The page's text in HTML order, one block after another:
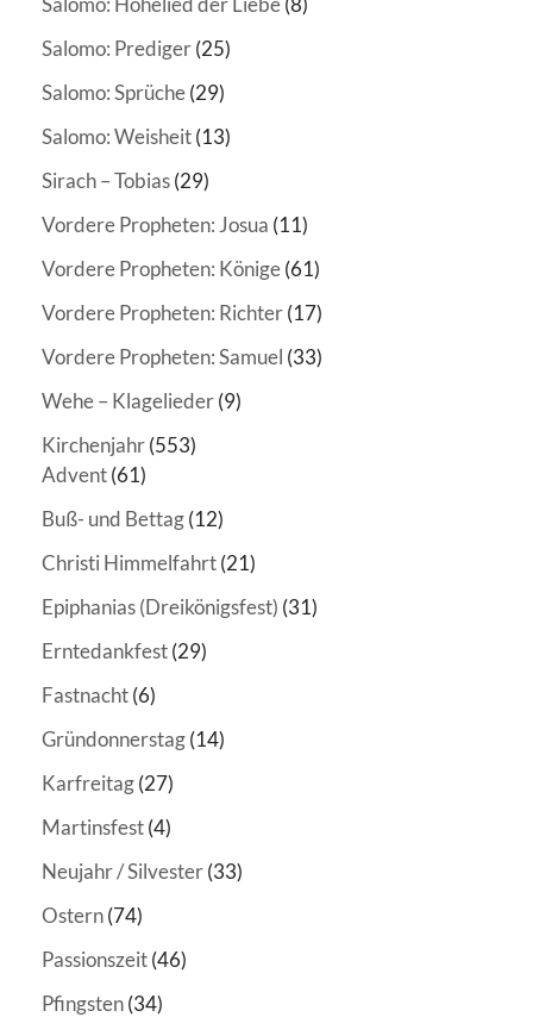
Salomo: Prediger(25)
Salomo: Sprüche(29)
Salomo: Weisheit(13)
Sirach – Tobias(29)
Vordere Propheten: Josua (11)
Vordere Propheten: Könige(61)
Vordere Propheten: Richter(17)
Vordere Propheten: Samuel (33)
Wehe – Klagelieder(9)
Kirchenjahr(553)
Advent(61)
Buß- und Bettag(12)
Christi Himmelfahrt(21)
Epiphanias (Dreikönigsfest) (31)
Erntedankfest(29)
Fastnacht(6)
Gründonnerstag(14)
Karfreitag(27)
Martinsfest(4)
Neujahr / Silvester(33)
Ostern(74)
Passionszeit(46)
Pfingsten(34)